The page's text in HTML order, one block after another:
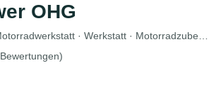
OHG